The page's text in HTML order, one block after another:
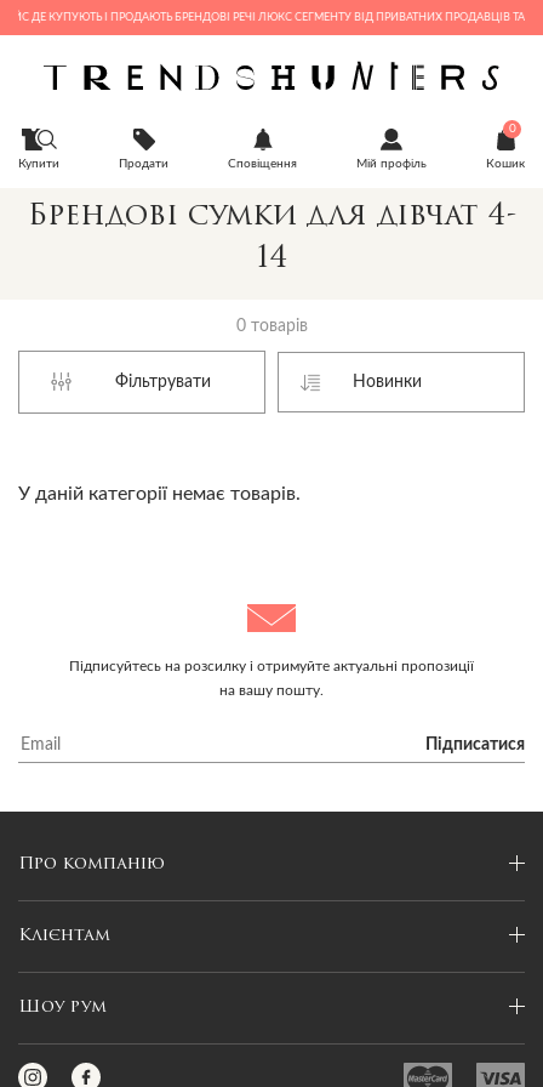
ДЕ КУПУЮТЬ І ПРОДАЮТЬ БРЕНДОВІ РЕЧІ ЛЮКС СЕГМЕНТУ ВІД ПРИВАТНИХ ПРОДАВЦІВ ТА
Купити Продати Сповіщення Мій профіль
0
Кошик
Брендові сумки для дівчат 4-
14
0 товарів
Фільтрувати
У даній категорії немає товарів.
Підписуйтесь на розсилку і отримуйте актуальні пропозиції
на вашу пошту.
Підписатися
Про компанію
Клієнтам
Шоу рум